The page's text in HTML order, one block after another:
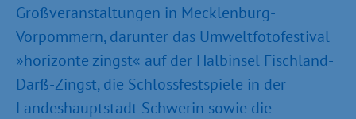
Großveranstaltungen in Mecklenburg-
Vorpommern, darunter das Umwelt­fotofestival
»horizonte zingst« auf der Halbinsel Fischland-
Darß-Zingst, die Schlossfestspiele in der
Landes­hauptstadt Schwerin sowie die